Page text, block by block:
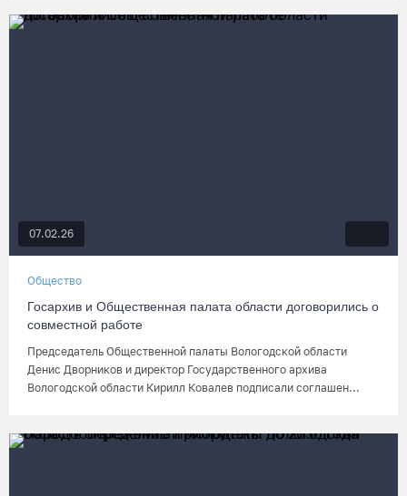
07.02.26
Общество
Госархив и Общественная палата области договорились о
совместной работе
Председатель Общественной палаты Вологодской области
Денис Дворников и директор Государственного архива
Вологодской области Кирилл Ковалев подписали соглашен...